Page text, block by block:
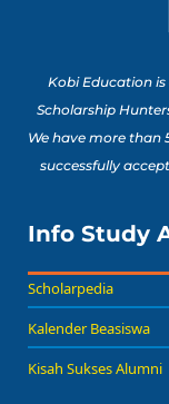
Kobi Education
Scholarship
We have more than
successfully
Info Study
Scholarpedia
Kalender Beasiswa
Kisah Sukses Alumni